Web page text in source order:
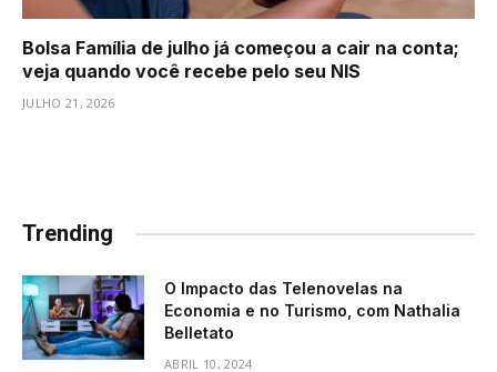
Bolsa Família de julho já começou a cair na conta;
veja quando você recebe pelo seu NIS
JULHO 21, 2026
Trending
O Impacto das Telenovelas na
Economia e no Turismo, com Nathalia
Belletato
ABRIL 10, 2024